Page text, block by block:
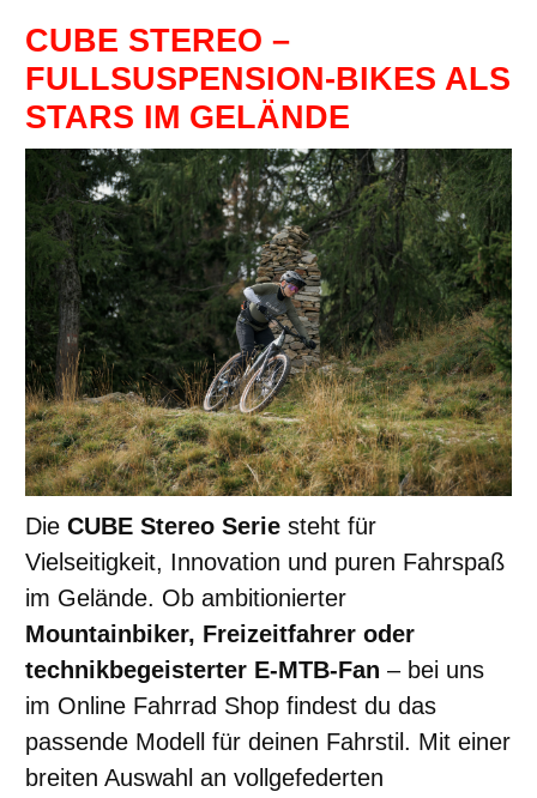
CUBE STEREO –
FULLSUSPENSION-BIKES ALS
STARS IM GELÄNDE
Die CUBE Stereo Serie steht für
Vielseitigkeit, Innovation und puren Fahrspaß
im Gelände. Ob ambitionierter
Mountainbiker, Freizeitfahrer oder
technikbegeisterter E-MTB-Fan – bei uns
im Online Fahrrad Shop findest du das
passende Modell für deinen Fahrstil. Mit einer
breiten Auswahl an vollgefederten